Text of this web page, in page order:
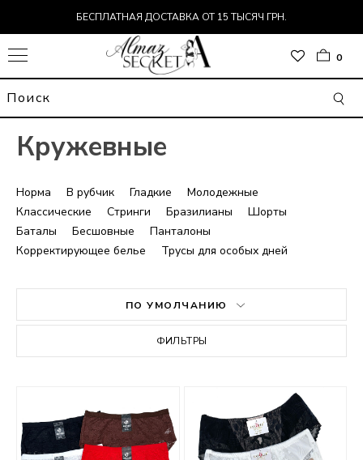
БЕСПЛАТНАЯ ДОСТАВКА ОТ 15 ТЫСЯЧ ГРН.
0
Кружевные
Норма В рубчик Гладкие
Молодежные
Классические
Стринги Бразилианы
Шорты
Баталы
Бесшовные
Панталоны
Корректирующее белье
Трусы для особых дней
ПО УМОЛЧАНИЮ
ФИЛЬТРЫ